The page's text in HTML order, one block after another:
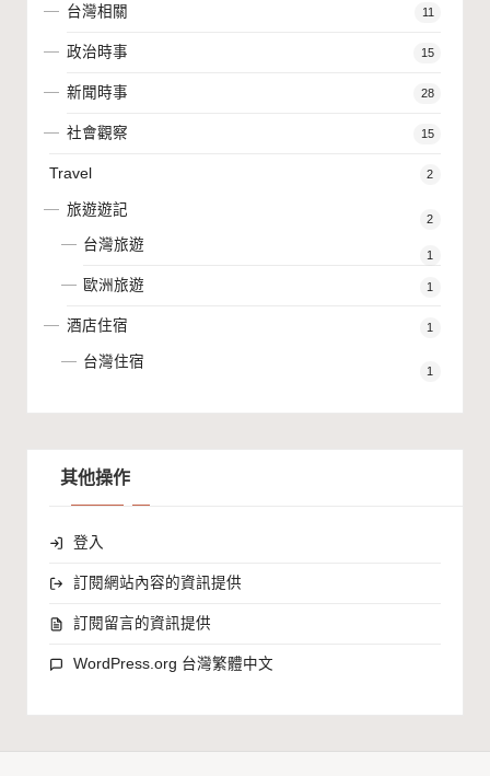
台灣相關 11
政治時事 15
新聞時事 28
社會觀察 15
Travel 2
旅遊遊記
2
台灣旅遊
1
歐洲旅遊 1
酒店住宿 1
台灣住宿
1
其他操作
登入
訂閱網站內容的資訊提供
訂閱留言的資訊提供
WordPress.org 台灣繁體中文